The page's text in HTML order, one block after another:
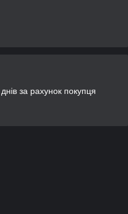
за рахунок покупця